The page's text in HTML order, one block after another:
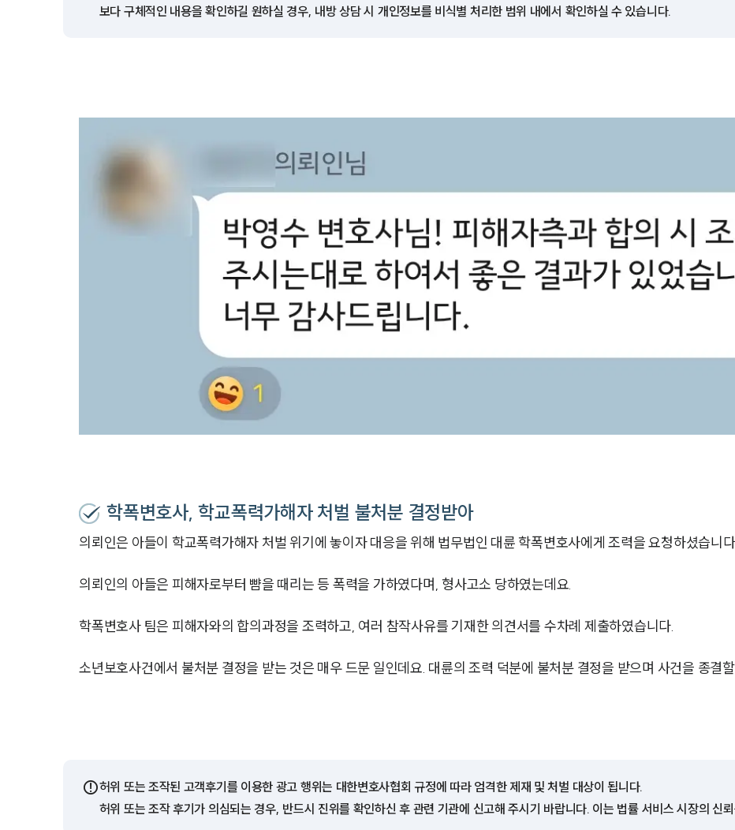
보다 구체적인 내용을 확인하길 원하실 경우, 내방 상담 시 개인정보를 비식별 처리한 범위 내에서 확인하실 수 있습니다.
학폭변호사, 학교폭력가해자 처벌 불처분 결정받아
의뢰인은 아들이 학교폭력가해자 처벌 위기에 놓이자 대응을 위해 법무법인 대륜 학폭변호사에게 조력을 요청하셨습니
의뢰인의 아들은 피해자로부터 뺨을 때리는 등 폭력을 가하였다며, 형사고소 당하였는데요.
학폭변호사 팀은 피해자와의 합의과정을 조력하고, 여러 참작사유를 기재한 의견서를 수차례 제출하였습니다.
소년보호사건에서 불처분 결정을 받는 것은 매우 드문 일인데요. 대륜의 조력 덕분에 불처분 결정을 받으며 사건을 종결
⚠️허위 또는 조작된 고객후기를 이용한 광고 행위는 대한변호사협회 규정에 따라 엄격한 제재 및 처벌 대상이 됩니다.
허위 또는 조작 후기가 의심되는 경우, 반드시 진위를 확인하신 후 관련 기관에 신고해 주시기 바랍니다. 이는 법률 서비스 시장의 신